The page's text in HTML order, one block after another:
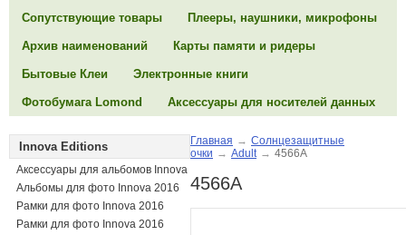
Сопутствующие товары Плееры, наушники, микрофоны
Архив наименований Карты памяти и ридеры
Бытовые Клеи Электронные книги
Фотобумага Lomond Аксессуары для носителей данных
Innova Editions
Аксессуары для альбомов Innova
Альбомы для фото Innova 2016
Рамки для фото Innova 2016
Рамки для фото Innova 2016
Главная → Солнцезащитные
очки → Adult → 4566A
4566A